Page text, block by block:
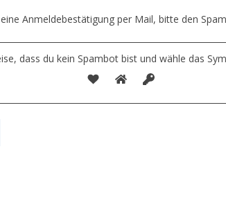
Anmeldebestätigung per Mail, bitte den
dass du kein Spambot bist und wähle das